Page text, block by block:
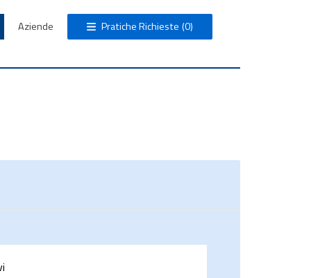
Aziende Pratiche Richieste (0)